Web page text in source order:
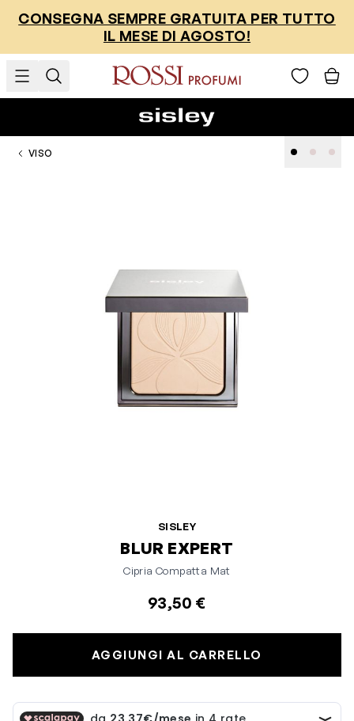
CONSEGNA SEMPRE GRATUITA PER TUTTO
IL MESE DI AGOSTO!
VISO
SISLEY
BLUR EXPERT
Cipria Compatta Mat
93,50 €
AGGIUNGI AL CARRELLO